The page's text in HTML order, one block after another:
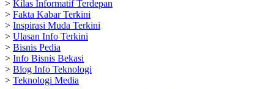
> Kilas Informatif Terdepan
> Fakta Kabar Terkini
> Inspirasi Muda Terkini
> Ulasan Info Terkini
> Bisnis Pedia
> Info Bisnis Bekasi
> Blog Info Teknologi
> Teknologi Media